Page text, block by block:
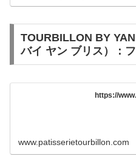
TOURBILLON BY
バイ ヤン ブリス）：
https://
www.patisserietourbillon.com